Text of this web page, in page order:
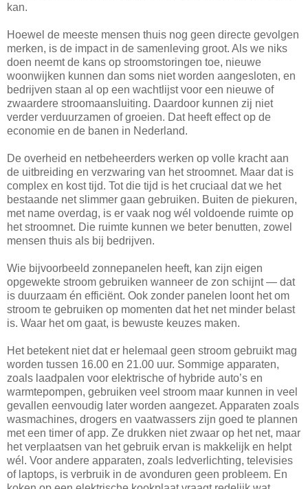
kan.
Hoewel de meeste mensen thuis nog geen directe gevolgen
merken, is de impact in de samenleving groot. Als we niks
doen neemt de kans op stroomstoringen toe, nieuwe
woonwijken kunnen dan soms niet worden aangesloten, en
bedrijven staan al op een wachtlijst voor een nieuwe of
zwaardere stroomaansluiting. Daardoor kunnen zij niet
verder verduurzamen of groeien. Dat heeft effect op de
economie en de banen in Nederland.
De overheid en netbeheerders werken op volle kracht aan
de uitbreiding en verzwaring van het stroomnet. Maar dat is
complex en kost tijd. Tot die tijd is het cruciaal dat we het
bestaande net slimmer gaan gebruiken. Buiten de piekuren,
met name overdag, is er vaak nog wél voldoende ruimte op
het stroomnet. Die ruimte kunnen we beter benutten, zowel
mensen thuis als bij bedrijven.
Wie bijvoorbeeld zonnepanelen heeft, kan zijn eigen
opgewekte stroom gebruiken wanneer de zon schijnt — dat
is duurzaam én efficiënt. Ook zonder panelen loont het om
stroom te gebruiken op momenten dat het net minder belast
is. Waar het om gaat, is bewuste keuzes maken.
Het betekent niet dat er helemaal geen stroom gebruikt mag
worden tussen 16.00 en 21.00 uur. Sommige apparaten,
zoals laadpalen voor elektrische of hybride auto’s en
warmtepompen, gebruiken veel stroom maar kunnen in veel
gevallen eenvoudig later worden aangezet. Apparaten zoals
wasmachines, drogers en vaatwassers zijn goed te plannen
met een timer of app. Ze drukken niet zwaar op het net, maar
het verplaatsen van het gebruik ervan is makkelijk en helpt
wél. Voor andere apparaten, zoals ledverlichting, televisies
of laptops, is verbruik in de avonduren geen probleem. En